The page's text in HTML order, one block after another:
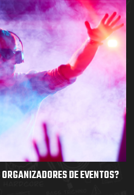
DE EVENTOS?